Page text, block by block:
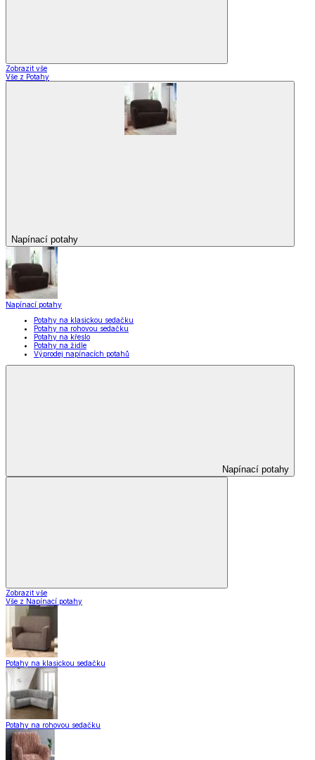
Zobrazit vše
Vše z Potahy
Napínací potahy
Napínací potahy
Potahy na klasickou sedačku
Potahy na rohovou sedačku
Potahy na křeslo
Potahy na židle
Výprodej napínacích potahů
Napínací potahy
Zobrazit vše
Vše z Napínací potahy
Potahy na klasickou sedačku
Potahy na rohovou sedačku